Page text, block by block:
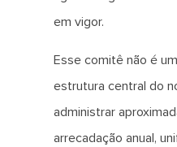
em vigor.
Esse comitê não é
estrutura central do
administrar
arrecadação anual,